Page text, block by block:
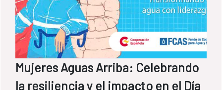
Mujeres Aguas Arriba: Celebrando
la resiliencia y el impacto en el Día